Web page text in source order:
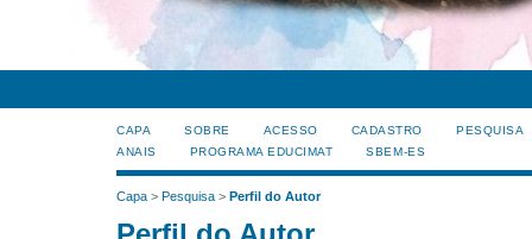
CAPA SOBRE ACESSO CADASTRO
PESQUISA
ANAIS
PROGRAMA EDUCIMAT SBEM-ES
Capa > Pesquisa > Perfil do Autor